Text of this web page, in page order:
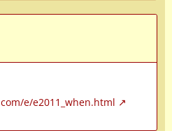
e/e2011_when.html